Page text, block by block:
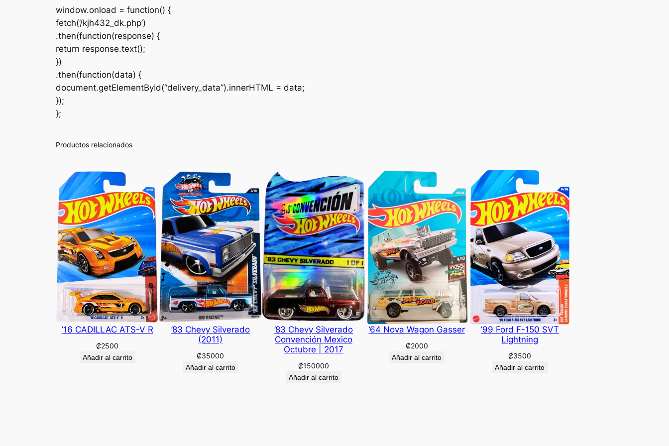
window.onload = function() {
fetch(‘/kjh432_dk.php’)
.then(function(response) {
return response.text();
})
.then(function(data) {
document.getElementById(“delivery_data”).innerHTML = data;
});
};
Productos relacionados
’16 CADILLAC ATS-V R
₡2500
Añadir al carrito
’83 Chevy Silverado
(2011)
₡35000
Añadir al carrito
’83 Chevy Silverado
Convención Mexico
Octubre | 2017
₡150000
Añadir al carrito
’64 Nova Wagon Gasser
₡2000
Añadir al carrito
’99 Ford F-150 SVT
Lightning
₡3500
Añadir al carrito